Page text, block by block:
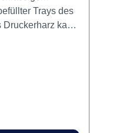
Trays des
kann
Trays
aushärtet. Der
und voneinander